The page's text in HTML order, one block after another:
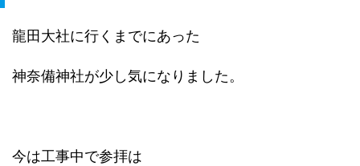
龍田大社に行くまでにあった
神奈備神社が少し気になりました。
今は工事中で参拝は